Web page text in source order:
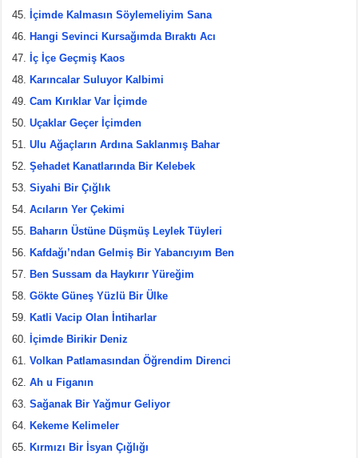
İçimde Kalmasın Söylemeliyim Sana
Hangi Sevinci Kursağımda Bıraktı Acı
İç İçe Geçmiş Kaos
Karıncalar Suluyor Kalbimi
Cam Kırıklar Var İçimde
Uçaklar Geçer İçimden
Ulu Ağaçların Ardına Saklanmış Bahar
Şehadet Kanatlarında Bir Kelebek
Siyahi Bir Çığlık
Acıların Yer Çekimi
Baharın Üstüne Düşmüş Leylek Tüyleri
Kafdağı’ndan Gelmiş Bir Yabancıyım Ben
Ben Sussam da Haykırır Yüreğim
Gökte Güneş Yüzlü Bir Ülke
Katli Vacip Olan İntiharlar
İçimde Birikir Deniz
Volkan Patlamasından Öğrendim Direnci
Ah u Figanın
Sağanak Bir Yağmur Geliyor
Kekeme Kelimeler
Kırmızı Bir İsyan Çığlığı